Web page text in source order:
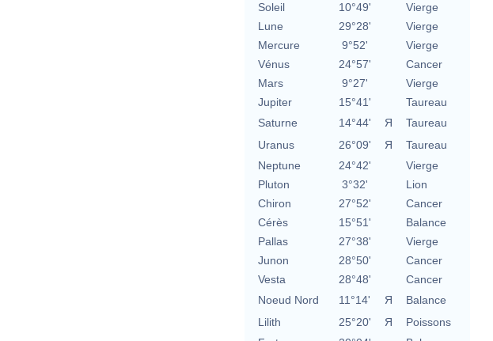
Soleil 10°49'
Vierge
Lune
29°28'
Vierge
Mercure
9°52'
Vierge
Vénus
24°57'
Cancer
Mars
9°27'
Vierge
Jupiter
15°41'
Taureau
Saturne
14°44' Я
Taureau
Uranus
26°09' Я
Taureau
Neptune
24°42'
Vierge
Pluton
3°32'
Lion
Chiron
27°52'
Cancer
Cérès
15°51'
Balance
Pallas
27°38'
Vierge
Junon
28°50'
Cancer
Vesta
28°48'
Cancer
Noeud Nord
11°14' Я
Balance
Lilith
25°20' Я
Poissons